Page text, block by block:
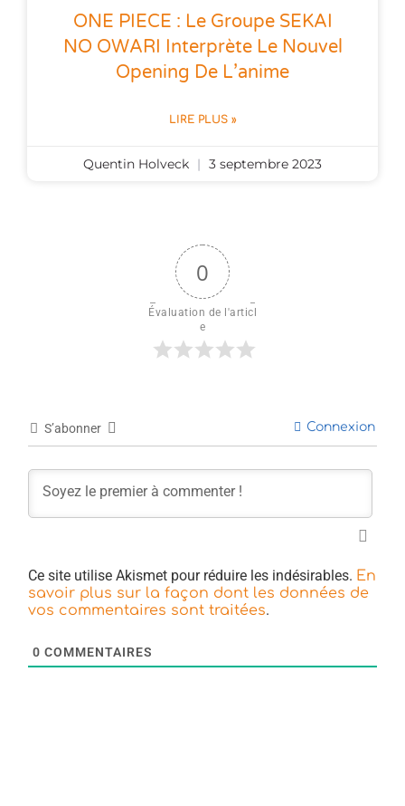
ONE PIECE : Le Groupe SEKAI
NO OWARI Interprète Le Nouvel
Opening De L’anime
LIRE PLUS »
Quentin Holveck 3 septembre 2023
0
Évaluation de l'articl
e
S’abonner Connexion
Ce site utilise Akismet pour réduire les indésirables. En
savoir plus sur la façon dont les données de
vos commentaires sont traitées.
0 COMMENTAIRES